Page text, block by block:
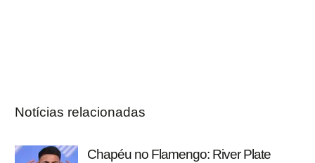
Notícias relacionadas
Chapéu no Flamengo: River Plate